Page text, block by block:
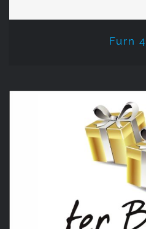
Furn
Ter Brugge